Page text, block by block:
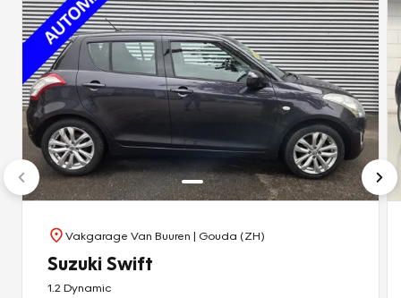
Vakgarage Van Buuren | Gouda (ZH)
Suzuki Swift
1.2 Dynamic